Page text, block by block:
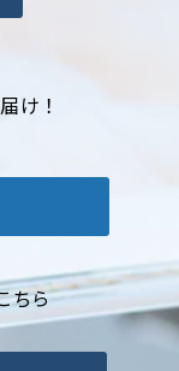
け！
ちら